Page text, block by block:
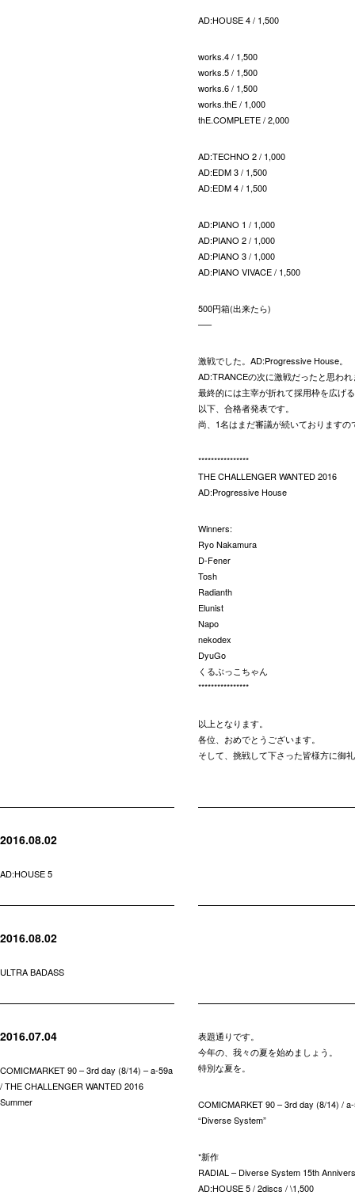
AD:HOUSE 4 / 1,500
works.4 / 1,500
works.5 / 1,500
works.6 / 1,500
works.thE / 1,000
thE.COMPLETE / 2,000
AD:TECHNO 2 / 1,000
AD:EDM 3 / 1,500
AD:EDM 4 / 1,500
AD:PIANO 1 / 1,000
AD:PIANO 2 / 1,000
AD:PIANO 3 / 1,000
AD:PIANO VIVACE / 1,500
500円箱(出来たら)
—–
激戦でした。AD:Progressive House。
AD:TRANCEの次に激戦だったと思わ
最終的には主宰が折れて採用枠を広げ
以下、合格者発表です。
尚、1名はまだ審議が続いております
****************
THE CHALLENGER WANTED 2016
AD:Progressive House
Winners:
Ryo Nakamura
D-Fener
Tosh
Radianth
Elunist
Napo
nekodex
DyuGo
くるぶっこちゃん
****************
以上となります。
各位、おめでとうございます。
そして、挑戦して下さった皆様方に御
2016.08.02
AD:HOUSE 5
2016.08.02
ULTRA BADASS
2016.07.04
COMICMARKET 90 – 3rd day (8/14) – a-59a
/ THE CHALLENGER WANTED 2016
Summer
表題通りです。
今年の、我々の夏を始めましょう。
特別な夏を。
COMICMARKET 90 – 3rd day (8/14) /
“Diverse System”
*新作
RADIAL – Diverse System 15th
AD:HOUSE 5 / 2discs / \1,500